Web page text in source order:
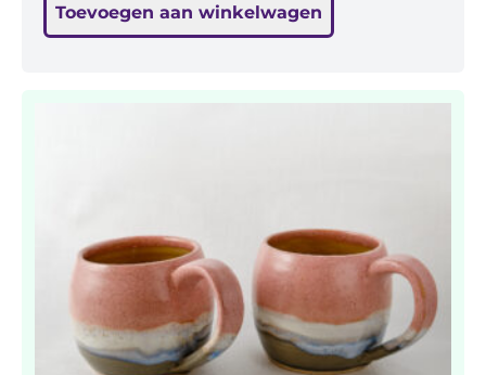
voedselveilig. Ook leuk om bloemen in te
Toevoegen aan winkelwagen